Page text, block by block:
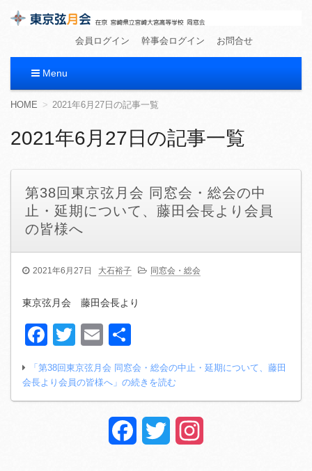
東京弦月会
在京 宮崎県立宮崎大宮高等学校 同窓会
会員ログイン 幹事会ログイン お問合せ
Menu
コ
テ
ン
動
HOME 2021年6月27日の記事一覧
2021年6月27日の記事一覧
第38回東京弦月会 同窓会・総会の中
止・延期について、藤田会長より会員
の皆様へ
2021年6月27日 大石裕子 同窓会・総会
東京弦月会 藤田会長より
Facebook
TwitterEmail
有
「第38回東京弦月会 同窓会・総会の中止・延期について、藤田
会長より会員の皆様へ」の続きを読む
FacebookTwitter